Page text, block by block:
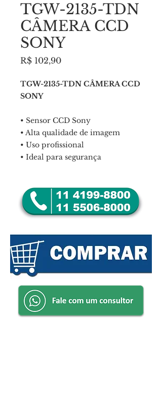
TGW-2135-TDN
CÂMERA CCD
SONY
R$ 102,90Preço
TGW-2135-TDN CÂMERA CCD
SONY
• Sensor CCD Sony
• Alta qualidade de imagem
• Uso profissional
• Ideal para segurança